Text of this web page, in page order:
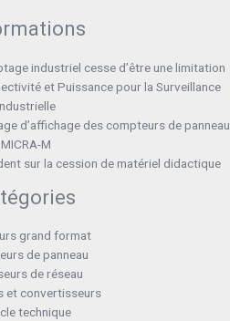
industriel cesse d’être une limitation
et Puissance pour la Surveillance
d’affichage des compteurs de panneau
MICRA-M
sur la cession de matériel didactique
grand format
de panneau
de réseau
et convertisseurs
technique